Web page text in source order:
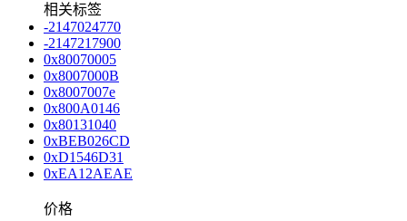
相关标签
-2147024770
-2147217900
0x80070005
0x8007000B
0x8007007e
0x800A0146
0x80131040
0xBEB026CD
0xD1546D31
0xEA12AEAE
价格